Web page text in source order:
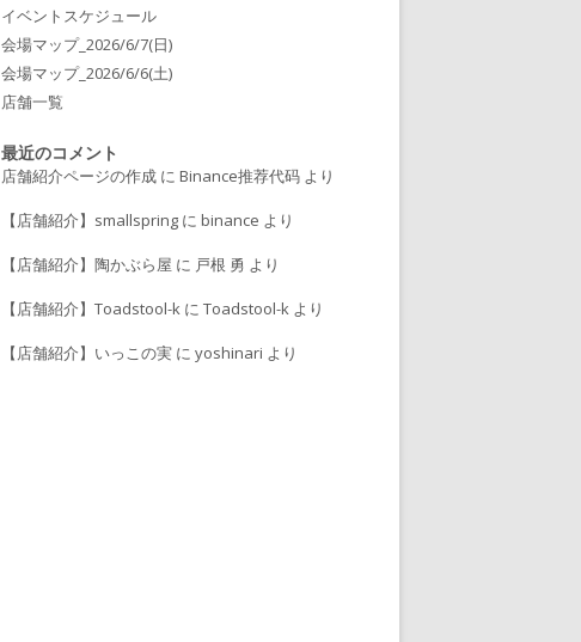
イベントスケジュール
会場マップ_2026/6/7(日)
会場マップ_2026/6/6(土)
店舗一覧
最近のコメント
店舗紹介ページの作成 にBinance推荐代码 より
【店舗紹介】smallspring にbinance より
【店舗紹介】陶かぶら屋 に 戸根 勇 より
【店舗紹介】Toadstool-k にToadstool-k より
【店舗紹介】いっこの実 にyoshinari より